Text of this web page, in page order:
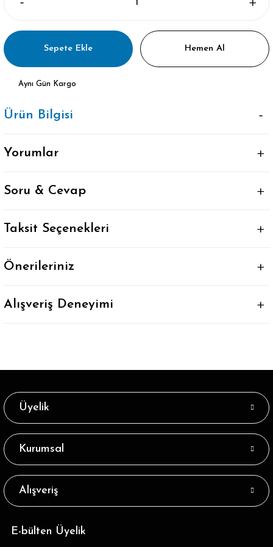
Sepete Ekle Hemen Al
Aynı Gün Kargo
Ürün Bilgisi
Yorumlar
Soru & Cevap
Taksit Seçenekleri
Önerileriniz
Alışveriş Deneyimi
Üyelik
Kurumsal
Alışveriş
E-bülten Üyelik